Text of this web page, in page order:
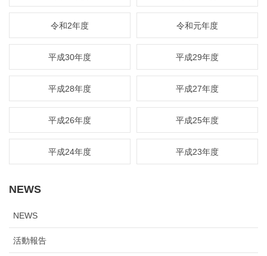
令和2年度 令和元年度
平成30年度 平成29年度
平成28年度 平成27年度
平成26年度 平成25年度
平成24年度 平成23年度
NEWS
NEWS
活動報告